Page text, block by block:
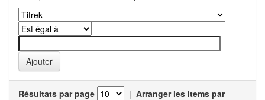
Résultats par page | Arranger les items par